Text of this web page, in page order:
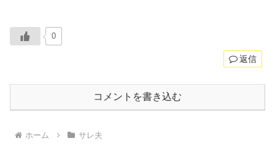
0
返信
コメントを書き込む
ホーム サレ夫